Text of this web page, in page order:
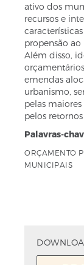
ativo dos
recursos e
propensão
Além disso,
emendas
urbanismo,
pelas
pelos
Palavras-
ORÇAMENTO
MUNICIPAIS